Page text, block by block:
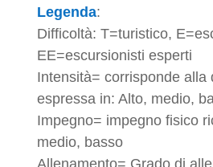
Legenda:
Difficoltà: T=turistico,
EE=escursionisti esperti
Intensità= corrisponde alla
espressa in: Alto, medio,
Impegno= impegno fisico
medio, basso